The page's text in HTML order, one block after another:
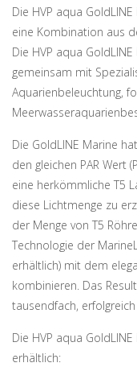
Die HVP aqua
eine Kombination aus
Die HVP aqua
gemeinsam mit
Aquarienbeleuchtung,
Die GoldLINE Marine
den gleichen PAR Wert
eine herkömmliche T5
diese Lichtmenge zu
der Menge von T5
Technologie der
erhältlich) mit dem
kombinieren. Das
tausendfach,
Die HVP aqua
erhältlich: